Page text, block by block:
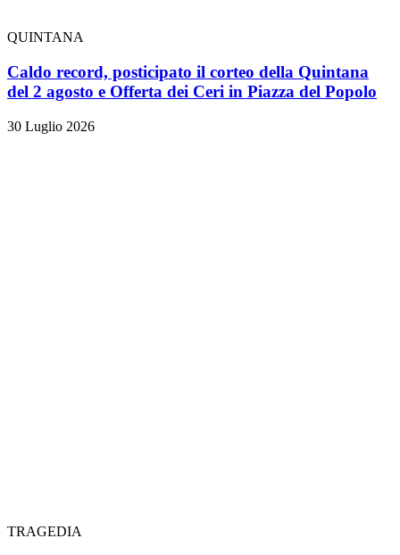
QUINTANA
Caldo record, posticipato il corteo della Quintana
del 2 agosto e Offerta dei Ceri in Piazza del Popolo
30 Luglio 2026
TRAGEDIA